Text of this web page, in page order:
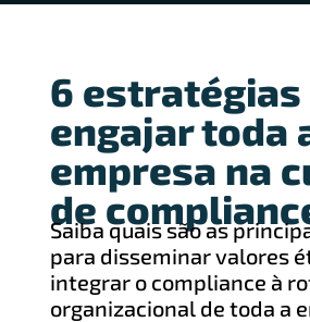
6 estratégias
engajar toda
empresa na
de
Saiba quais são as
para disseminar valores
integrar o compliance à
organizacional de toda a